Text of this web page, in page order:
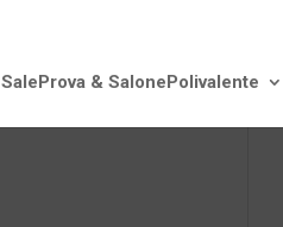
SaleProva & SalonePolivalente